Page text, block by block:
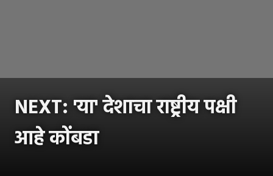
NEXT: 'या' देशाचा राष्ट्रीय पक्षी
आहे कोंबडा